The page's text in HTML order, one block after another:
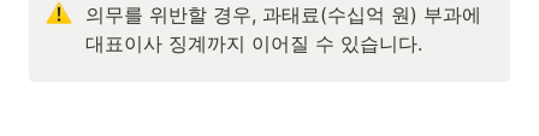
의무를 위반할 경우, 과태료(수십억 원) 부과에
대표이사 징계까지 이어질 수 있습니다.